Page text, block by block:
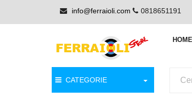
info@ferraioli.com 0818651191
HOME
CATEGORIE